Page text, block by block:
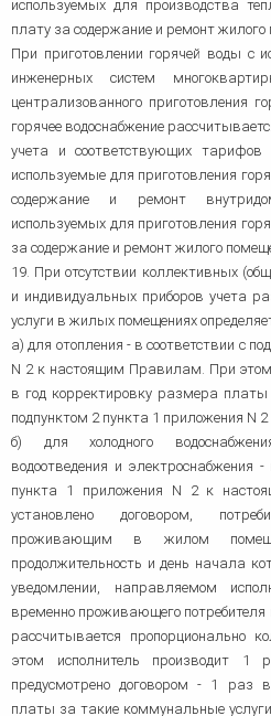
используемых для производства
плату за содержание и ремонт жилого
При приготовлении горячей воды с
инженерных систем
централизованного приготовления
горячее водоснабжение
учета и соответствующих
используемые для приготовления
содержание и ремонт
используемых для приготовления
за содержание и ремонт жилого
19. При отсутствии коллективных
и индивидуальных приборов учета
услуги в жилых помещениях
а) для отопления - в соответствии с
N 2 к настоящим Правилам. При этом
в год корректировку размера платы
подпунктом 2 пункта 1 приложения N
б) для холодного
водоотведения и электроснабжения
пункта 1 приложения N 2 к
установлено договором,
проживающим в жилом
продолжительность и день начала
уведомлении, направляемом
временно проживающего
рассчитывается пропорционально
этом исполнитель производит
предусмотрено договором - 1 раз
платы за такие коммунальные